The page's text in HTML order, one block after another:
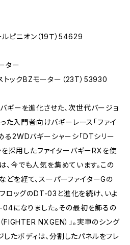
ピニオン（19Ｔ）54629
ター
ックBZモーター（23T）53930
バギーを進化させた、次世代バージョ
た入門者向けバギーレース「ファイ
る2WDバギーシャーシ「DTシリー
を採用したファイターバギーRXを使
、今でも人気を集めています。この
どを経て、スーパーファイターGの
ロッグのDT-03と進化を続け、いよ
になりました。その最初を飾るの
FIGHTER NXGEN）」。実車のシング
たボディは、分割したパネルをフレ